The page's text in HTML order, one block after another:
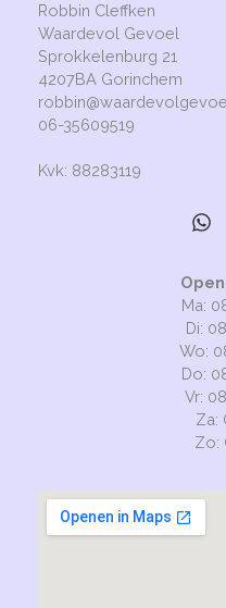
Robbin Cleffken
Waardevol Gevoel
Sprokkelenburg 21
4207BA Gorinchem
06-35609519
Kvk: 88283119
Ma:
Di:
Wo:
Do:
Vr:
Za:
Zo: